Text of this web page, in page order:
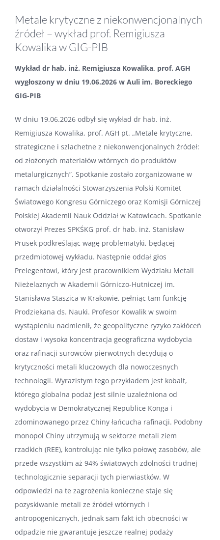
Metale krytyczne z niekonwencjonalnych
źródeł – wykład prof. Remigiusza
Kowalika w GIG-PIB
Wykład dr hab. inż. Remigiusza Kowalika, prof. AGH
wygłoszony w dniu 19.06.2026 w Auli im. Boreckiego
GIG-PIB
W dniu 19.06.2026 odbył się wykład dr hab. inż.
Remigiusza Kowalika, prof. AGH pt. „Metale krytyczne,
strategiczne i szlachetne z niekonwencjonalnych źródeł:
od złożonych materiałów wtórnych do produktów
metalurgicznych”. Spotkanie zostało zorganizowane w
ramach działalności Stowarzyszenia Polski Komitet
Światowego Kongresu Górniczego oraz Komisji Górniczej
Polskiej Akademii Nauk Oddział w Katowicach. Spotkanie
otworzył Prezes SPKŚKG prof. dr hab. inż. Stanisław
Prusek podkreślając wagę problematyki, będącej
przedmiotowej wykładu. Następnie oddał głos
Prelegentowi, który jest pracownikiem Wydziału Metali
Nieżelaznych w Akademii Górniczo-Hutniczej im.
Stanisława Staszica w Krakowie, pełniąc tam funkcję
Prodziekana ds. Nauki. Profesor Kowalik w swoim
wystąpieniu nadmienił, że geopolityczne ryzyko zakłóceń
dostaw i wysoka koncentracja geograficzna wydobycia
oraz rafinacji surowców pierwotnych decydują o
krytyczności metali kluczowych dla nowoczesnych
technologii. Wyrazistym tego przykładem jest kobalt,
którego globalna podaż jest silnie uzależniona od
wydobycia w Demokratycznej Republice Konga i
zdominowanego przez Chiny łańcucha rafinacji. Podobny
monopol Chiny utrzymują w sektorze metali ziem
rzadkich (REE), kontrolując nie tylko połowę zasobów, ale
przede wszystkim aż 94% światowych zdolności trudnej
technologicznie separacji tych pierwiastków. W
odpowiedzi na te zagrożenia konieczne staje się
pozyskiwanie metali ze źródeł wtórnych i
antropogenicznych, jednak sam fakt ich obecności w
odpadzie nie gwarantuje jeszcze realnej podaży